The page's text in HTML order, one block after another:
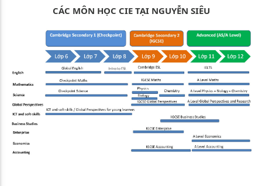
CÁC MÔN HỌC CIE TẠI NGUYỄN SIÊU